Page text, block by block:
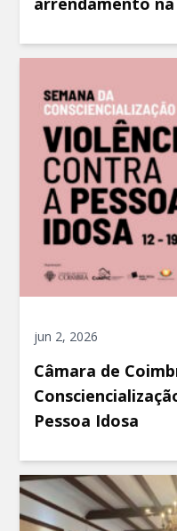
jun 2, 2026
Câmara de
Pessoa Idosa